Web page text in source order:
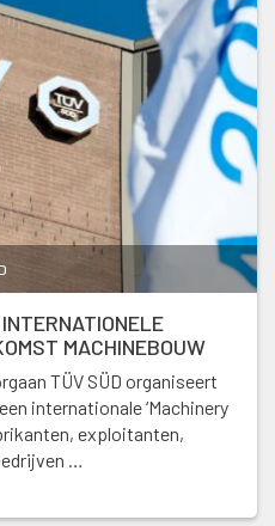
MACHINEBOUW
TÜV SÜD organiseert
internationale ‘Machinery
exploitanten,
…